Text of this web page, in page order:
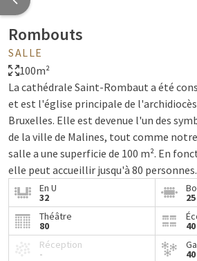
Rombouts
SALLE
100m²
La cathédrale Saint-Rombaut a été
et est l'église principale de
Bruxelles. Elle est devenue l'un des
de la ville de Malines, tout comme
salle a une superficie de 100 m². En
elle peut accueillir jusqu'à 80 personnes.
Nos salles sont équipées par défaut
suivantes :
Eau
Bonbons à la menthe
En U
32
25
Théâtre
80
40
Réception
-
40